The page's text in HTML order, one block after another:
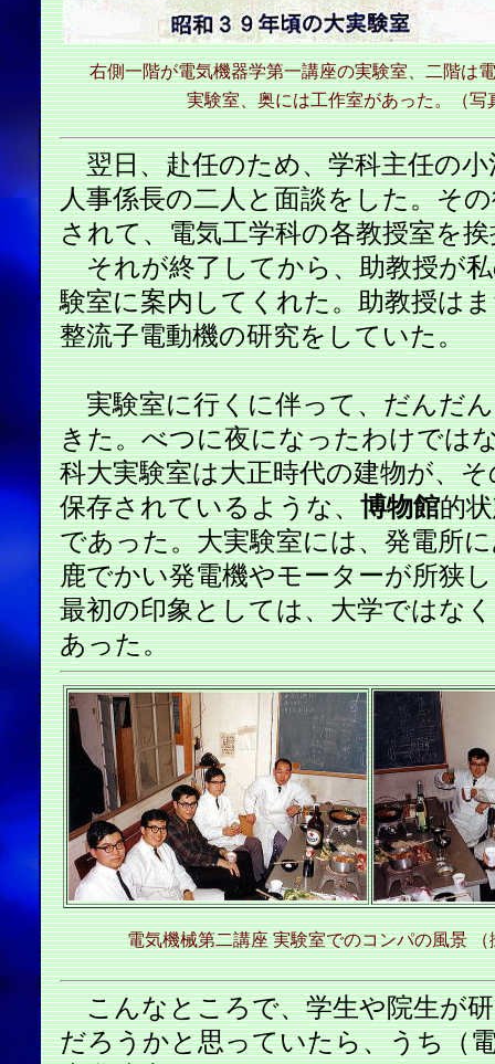
右側一階が電気機器学第一講座の実験室、二階は
実験室、奥には工作室があった。（
翌日、赴任のため、学科主任の小
人事係長の二人と面談をした。そ
されて、電気工学科の各教授室を
それが終了してから、助教授が私
験室に案内してくれた。助教授は
整流子電動機の研究をしていた。
実験室に行くに伴って、だんだ
きた。べつに夜になったわけでは
科大実験室は大正時代の建物が、
保存されているような、博物館的
であった。大実験室には、発電所
鹿でかい発電機やモーターが所狭
最初の印象としては、大学ではな
あった。
電気機械第二講座 実験室でのコンパの風景
こんなところで、学生や院生が
だろうかと思っていたら、うち（